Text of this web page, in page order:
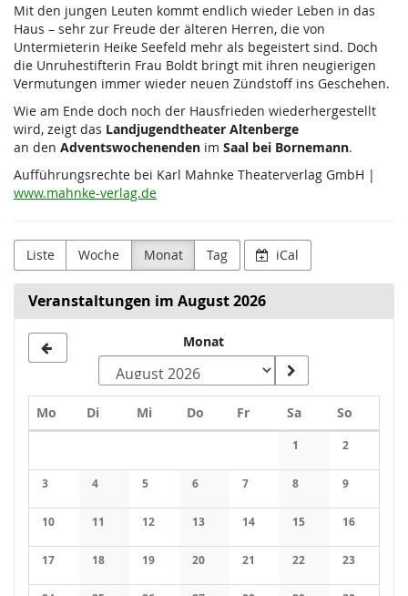
Mit den jungen Leuten kommt endlich wieder Leben in das
Haus – sehr zur Freude der älteren Herren, die von
Untermieterin Heike Seefeld mehr als begeistert sind. Doch
die Unruhestifterin Frau Boldt bringt mit ihren neugierigen
Vermutungen immer wieder neuen Zündstoff ins Geschehen.
Wie am Ende doch noch der Hausfrieden wiederhergestellt
wird, zeigt das Landjugendtheater Altenberge
an den Adventswochenenden im Saal bei Bornemann.
Aufführungsrechte bei Karl Mahnke Theaterverlag GmbH |
www.mahnke-verlag.de
Liste Woche Monat Tag iCal
Veranstaltungen im August 2026
Monat
Mo Montag
DiDienstag
MiMittwoch
Do Donnerstag
FrFreitagSaSamstag
So
1
Keine
2
Keine
3
Keine Veranstaltungen
4
Keine Veranstaltungen
5
Keine Veranstaltungen
6
Keine Veranstaltungen
7
Keine Veranstaltungen
8
Keine
9
Keine
10
Keine Veranstaltungen
11
Keine Veranstaltungen
12
Keine Veranstaltungen
13
Keine Veranstaltungen
14
Keine Veranstaltungen
15
Keine
16
Keine
17
Keine Veranstaltungen
18
Keine Veranstaltungen
19
Keine Veranstaltungen
20
Keine Veranstaltungen
21
Keine Veranstaltungen
22
Keine
23
Keine